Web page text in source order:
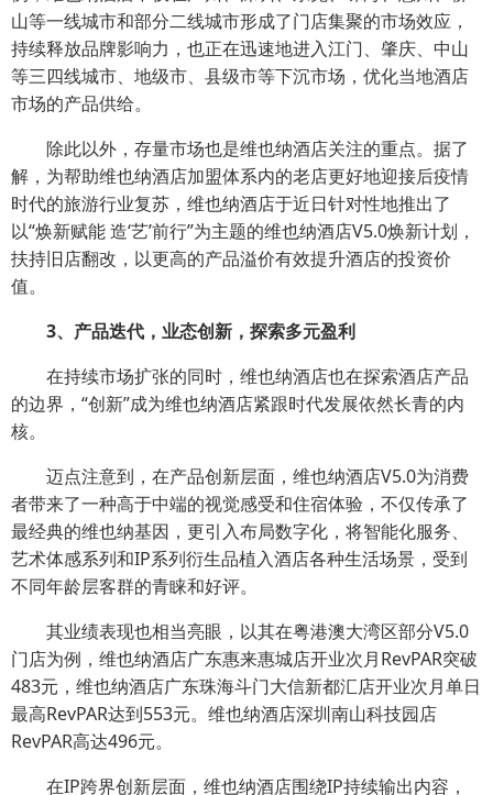
山等一线城市和部分二线城市形成了门店集聚的市场效应，
持续释放品牌影响力，也正在迅速地进入江门、肇庆、中山
等三四线城市、地级市、县级市等下沉市场，优化当地酒店
市场的产品供给。
除此以外，存量市场也是维也纳酒店关注的重点。据了
解，为帮助维也纳酒店加盟体系内的老店更好地迎接后疫情
时代的旅游行业复苏，维也纳酒店于近日针对性地推出了
以“焕新赋能 造‘艺’前行”为主题的维也纳酒店V5.0焕新计划，
扶持旧店翻改，以更高的产品溢价有效提升酒店的投资价
值。
3、产品迭代，业态创新，探索多元盈利
在持续市场扩张的同时，维也纳酒店也在探索酒店产品
的边界，“创新”成为维也纳酒店紧跟时代发展依然长青的内
核。
迈点注意到，在产品创新层面，维也纳酒店V5.0为消费
者带来了一种高于中端的视觉感受和住宿体验，不仅传承了
最经典的维也纳基因，更引入布局数字化，将智能化服务、
艺术体感系列和IP系列衍生品植入酒店各种生活场景，受到
不同年龄层客群的青睐和好评。
其业绩表现也相当亮眼，以其在粤港澳大湾区部分V5.0
门店为例，维也纳酒店广东惠来惠城店开业次月RevPAR突破
483元，维也纳酒店广东珠海斗门大信新都汇店开业次月单日
最高RevPAR达到553元。维也纳酒店深圳南山科技园店
RevPAR高达496元。
在IP跨界创新层面，维也纳酒店围绕IP持续输出内容，